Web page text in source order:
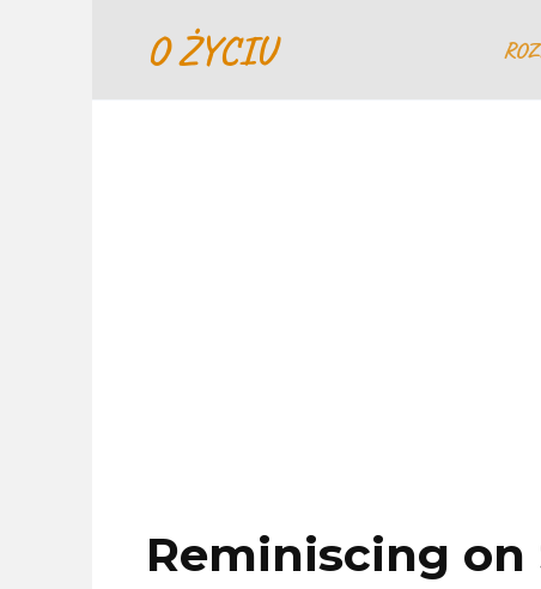
O ŻYCIU
Reminiscing on